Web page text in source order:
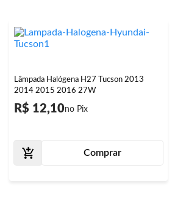
Lâmpada Halógena H27 Tucson 2013
2014 2015 2016 27W
R$ 12,10
Comprar